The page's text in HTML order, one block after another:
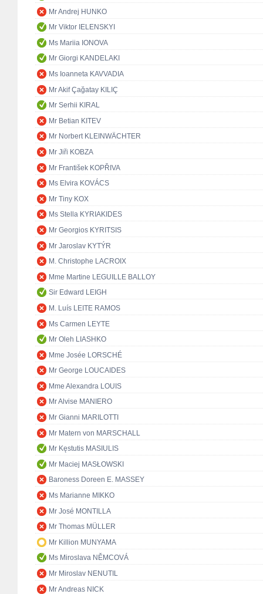
Mr Andrej HUNKO
Mr Viktor IELENSKYI
Ms Mariia IONOVA
Mr Giorgi KANDELAKI
Ms Ioanneta KAVVADIA
Mr Akif Çağatay KILIÇ
Mr Serhii KIRAL
Mr Betian KITEV
Mr Norbert KLEINWÄCHTER
Mr Jiři KOBZA
Mr František KOPŘIVA
Ms Elvira KOVÁCS
Mr Tiny KOX
Ms Stella KYRIAKIDES
Mr Georgios KYRITSIS
Mr Jaroslav KYTÝR
M. Christophe LACROIX
Mme Martine LEGUILLE BALLOY
Sir Edward LEIGH
M. Luís LEITE RAMOS
Ms Carmen LEYTE
Mr Oleh LIASHKO
Mme Josée LORSCHÉ
Mr George LOUCAIDES
Mme Alexandra LOUIS
Mr Alvise MANIERO
Mr Gianni MARILOTTI
Mr Matern von MARSCHALL
Mr Kęstutis MASIULIS
Mr Maciej MASŁOWSKI
Baroness Doreen E. MASSEY
Ms Marianne MIKKO
Mr José MONTILLA
Mr Thomas MÜLLER
Mr Killion MUNYAMA
Ms Miroslava NĚMCOVÁ
Mr Miroslav NENUTIL
Mr Andreas NICK